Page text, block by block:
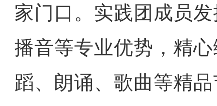
家门口。实践团成员
播音等专业优势，精
蹈、朗诵、歌曲等精